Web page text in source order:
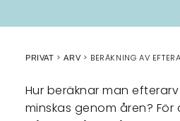
PRIVAT ARV BERÄKNING AV
Hur beräknar man
minskas genom åren?